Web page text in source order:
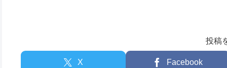
投稿
X Facebook